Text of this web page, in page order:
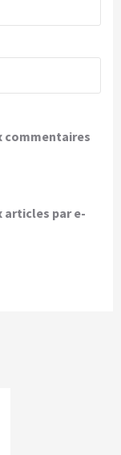
commentaires
articles par e-